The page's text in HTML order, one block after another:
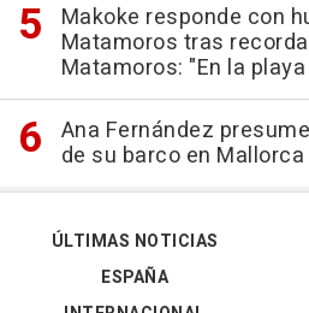
Makoke responde con
Matamoros tras
Matamoros: "En la
Ana Fernández
de su barco en Mallorca
ÚLTIMAS NOTICIAS
ESPAÑA